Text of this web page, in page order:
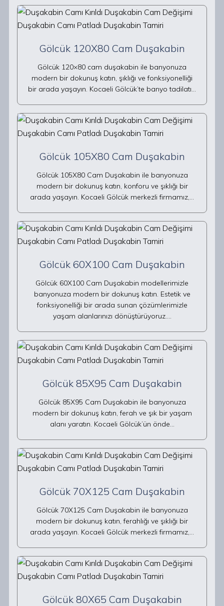
Gölcük 120X80 Cam Duşakabin
Gölcük 120×80 cam duşakabin ile banyonuza
modern bir dokunuş katın, şıklığı ve fonksiyonelliği
bir arada yaşayın. Kocaeli Gölcük’te banyo tadilatı…
Gölcük 105X80 Cam Duşakabin
Gölcük 105X80 Cam Duşakabin ile banyonuza
modern bir dokunuş katın, konforu ve şıklığı bir
arada yaşayın. Kocaeli Gölcük merkezli firmamız,…
Gölcük 60X100 Cam Duşakabin
Gölcük 60X100 Cam Duşakabin modellerimizle
banyonuza modern bir dokunuş katın. Estetik ve
fonksiyonelliği bir arada sunan çözümlerimizle
yaşam alanlarınızı dönüştürüyoruz.…
Gölcük 85X95 Cam Duşakabin
Gölcük 85X95 Cam Duşakabin ile banyonuza
modern bir dokunuş katın, ferah ve şık bir yaşam
alanı yaratın. Kocaeli Gölcük’ün önde…
Gölcük 70X125 Cam Duşakabin
Gölcük 70X125 Cam Duşakabin ile banyonuza
modern bir dokunuş katın, ferahlığı ve şıklığı bir
arada yaşayın. Kocaeli Gölcük merkezli firmamız,…
Gölcük 80X65 Cam Duşakabin